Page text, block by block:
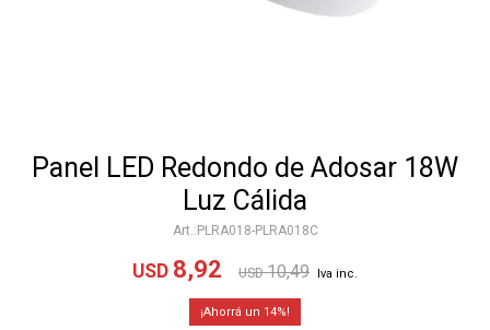
Panel LED Redondo de Adosar 18W
Luz Cálida
PLRA018-PLRA018C
USD 8,92 USD 10,49
14